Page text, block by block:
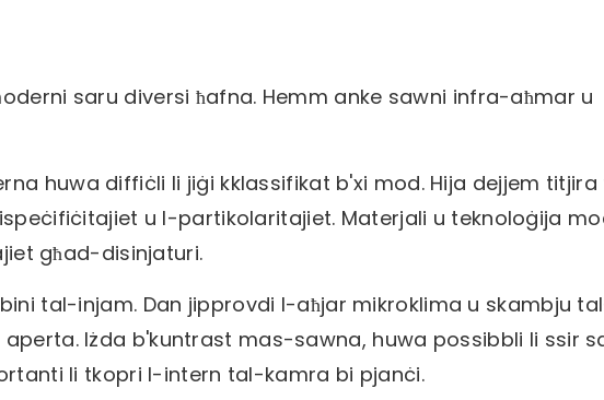
saru diversi ħafna. Hemm anke sawni infra-aħmar u
huwa diffiċli li jiġi kklassifikat b'xi mod. Hija dejjem titjira
u l-partikolaritajiet. Materjali u teknoloġija
għad-disinjaturi.
tal-injam. Dan jipprovdi l-aħjar mikroklima u skambju
Iżda b'kuntrast mas-sawna, huwa possibbli li ssir
li tkopri l-intern tal-kamra bi pjanċi.